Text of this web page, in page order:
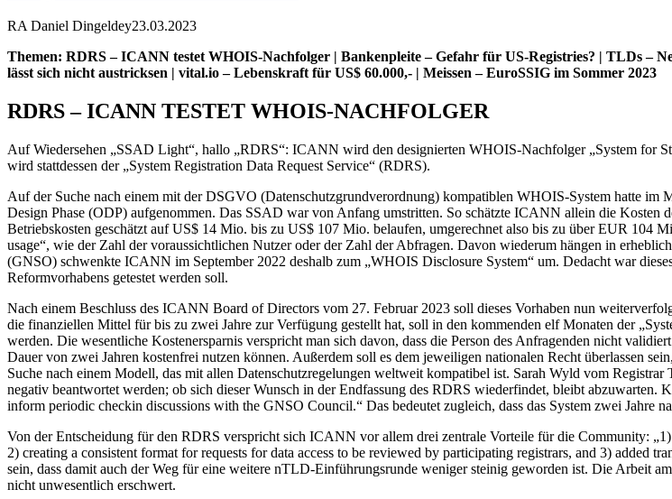
RA Daniel Dingeldey23.03.2023
Themen: RDRS – ICANN testet WHOIS-Nachfolger | Bankenpleite – Gefahr für US-Registries? | TLDs –
lässt sich nicht austricksen | vital.io – Lebenskraft für US$ 60.000,- | Meissen – EuroSSIG im Sommer 2023
RDRS – ICANN TESTET WHOIS-NACHFOLGER
Auf Wiedersehen „SSAD Light“, hallo „RDRS“: ICANN wird den designierten WHOIS-Nachfolger „System for
wird stattdessen der „System Registration Data Request Service“ (RDRS).
Auf der Suche nach einem mit der DSGVO (Datenschutzgrundverordnung) kompatiblen WHOIS-System hatte im
Design Phase (ODP) aufgenommen. Das SSAD war von Anfang umstritten. So schätzte ICANN allein die
Betriebskosten geschätzt auf US$ 14 Mio. bis zu US$ 107 Mio. belaufen, umgerechnet also bis zu über EUR
usage“, wie der Zahl der voraussichtlichen Nutzer oder der Zahl der Abfragen. Davon wiederum hängen in
(GNSO) schwenkte ICANN im September 2022 deshalb zum „WHOIS Disclosure System“ um. Dedacht war
Reformvorhabens getestet werden soll.
Nach einem Beschluss des ICANN Board of Directors vom 27. Februar 2023 soll dieses Vorhaben nun
die finanziellen Mittel für bis zu zwei Jahre zur Verfügung gestellt hat, soll in den kommenden elf Monaten der
werden. Die wesentliche Kostenersparnis verspricht man sich davon, dass die Person des Anfragenden nicht
Dauer von zwei Jahren kostenfrei nutzen können. Außerdem soll es dem jeweiligen nationalen Recht überlassen
Suche nach einem Modell, das mit allen Datenschutzregelungen weltweit kompatibel ist. Sarah Wyld vom
negativ beantwortet werden; ob sich dieser Wunsch in der Endfassung des RDRS wiederfindet, bleibt abzuwarten.
inform periodic checkin discussions with the GNSO Council.“ Das bedeutet zugleich, dass das System zwei Jahre
Von der Entscheidung für den RDRS verspricht sich ICANN vor allem drei zentrale Vorteile für die Community:
2) creating a consistent format for requests for data access to be reviewed by participating registrars, and 3) added
sein, dass damit auch der Weg für eine weitere nTLD-Einführungsrunde weniger steinig geworden ist. Die Arbeit
nicht unwesentlich erschwert.